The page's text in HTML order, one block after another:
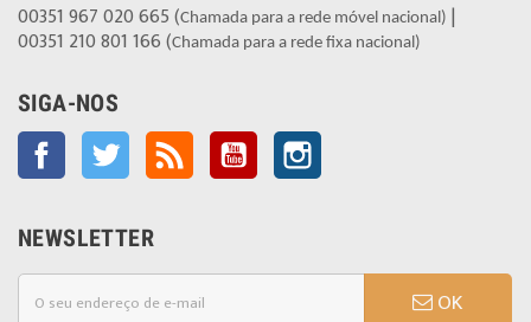
00351 967 020 665 (Chamada para a rede móvel nacional) |
00351 210 801 166 (Chamada para a rede fixa nacional)
SIGA-NOS
Facebook Twitter Rss YouTube
NEWSLETTER
OK